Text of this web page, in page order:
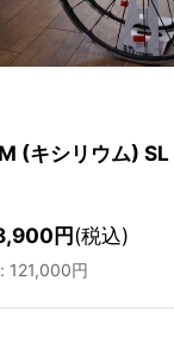
キシリウム) SL
円(税込)
: 121,000円